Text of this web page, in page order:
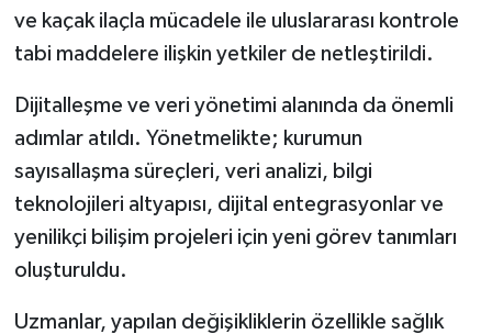
ve kaçak ilaçla mücadele ile uluslararası kontrole
tabi maddelere ilişkin yetkiler de netleştirildi.
Dijitalleşme ve veri yönetimi alanında da önemli
adımlar atıldı. Yönetmelikte; kurumun
sayısallaşma süreçleri, veri analizi, bilgi
teknolojileri altyapısı, dijital entegrasyonlar ve
yenilikçi bilişim projeleri için yeni görev tanımları
oluşturuldu.
Uzmanlar, yapılan değişikliklerin özellikle sağlık